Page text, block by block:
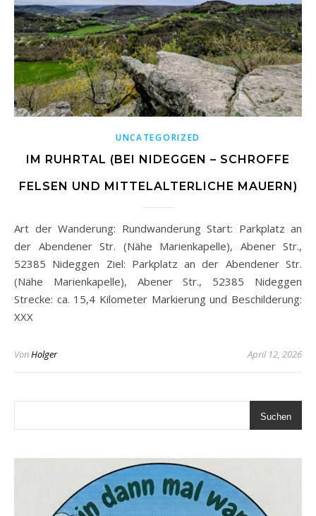
UNCATEGORIZED
IM RUHRTAL (BEI NIDEGGEN – SCHROFFE
FELSEN UND MITTELALTERLICHE MAUERN)
Art der Wanderung: Rundwanderung Start: Parkplatz an
der Abendener Str. (Nähe Marienkapelle), Abener Str.,
52385 Nideggen Ziel: Parkplatz an der Abendener Str.
(Nähe Marienkapelle), Abener Str., 52385 Nideggen
Strecke: ca. 15,4 Kilometer Markierung und Beschilderung:
XXX
VonHolger April 12, 2026
Suchen